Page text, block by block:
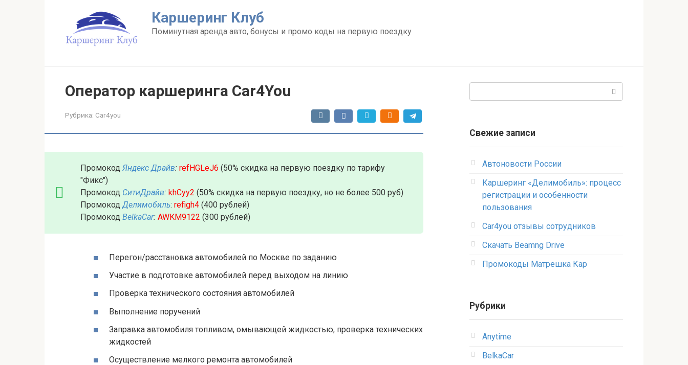
Каршеринг Клуб
Поминутная аренда авто, бонусы и промо коды на первую поездку
Оператор каршеринга Car4You
Рубрика: Car4you
Промокод Яндекс Драйв: refHGLeJ6 (50% скидка на первую поездку по тарифу
"Фикс")
Промокод СитиДрайв: khCyy2 (50% скидка на первую поездку, но не более 500 руб)
ПромокодДелимобиль: refigh4 (400 рублей)
Промокод BelkaCar: AWKM9122 (300 рублей)
Перегон/расстановка автомобилей по Москве по заданию
Участие в подготовке автомобилей перед выходом на линию
Проверка технического состояния автомобилей
Выполнение поручений
Заправка автомобиля топливом, омывающей жидкостью, проверка технических
жидкостей
Осуществление мелкого ремонта автомобилей
Свежие записи
Автоновости России
Каршеринг «Делимобиль»: процесс
регистрации и особенности
пользования
Car4you отзывы сотрудников
Скачать Beamng Drive
Промокоды Матрешка Кар
Рубрики
Anytime
BelkaCar